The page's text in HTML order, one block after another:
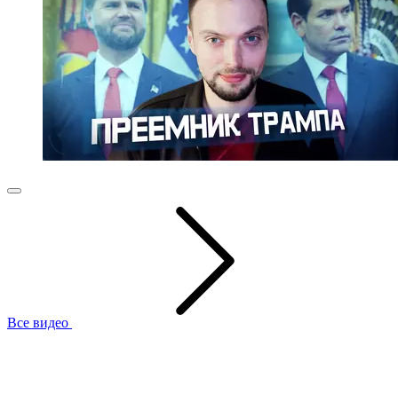
Все видео